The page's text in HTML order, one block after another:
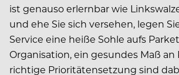
ist genauso erlernbar wie
und ehe Sie sich versehen, legen
Service eine heiße Sohle aufs
Organisation, ein gesundes Maß
richtige Prioritätensetzung sind